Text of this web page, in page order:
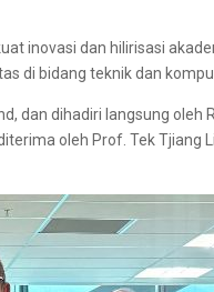
inovasi dan hilirisasi
di bidang teknik dan
dan dihadiri langsung
oleh Prof. Tek